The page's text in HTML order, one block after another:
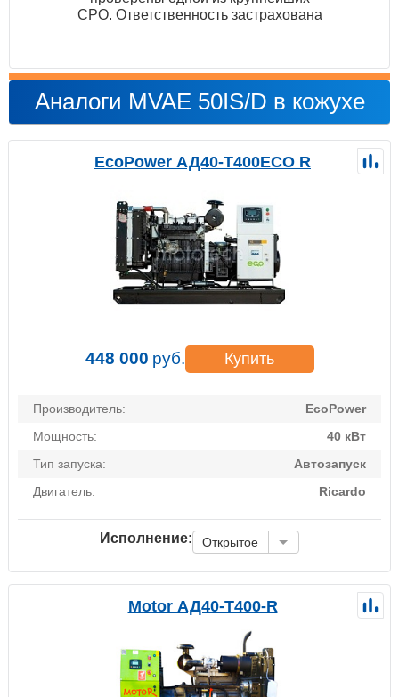
СРО. Ответственность застрахована
Аналоги MVAE 50IS/D в кожухе
EcoPower АД40-T400ECO R
448 000 руб. Купить
Производитель:
EcoPower
Мощность:
40 кВт
Тип запуска:
Автозапуск
Двигатель:
Ricardo
Исполнение: Открытое
Motor АД40-Т400-R